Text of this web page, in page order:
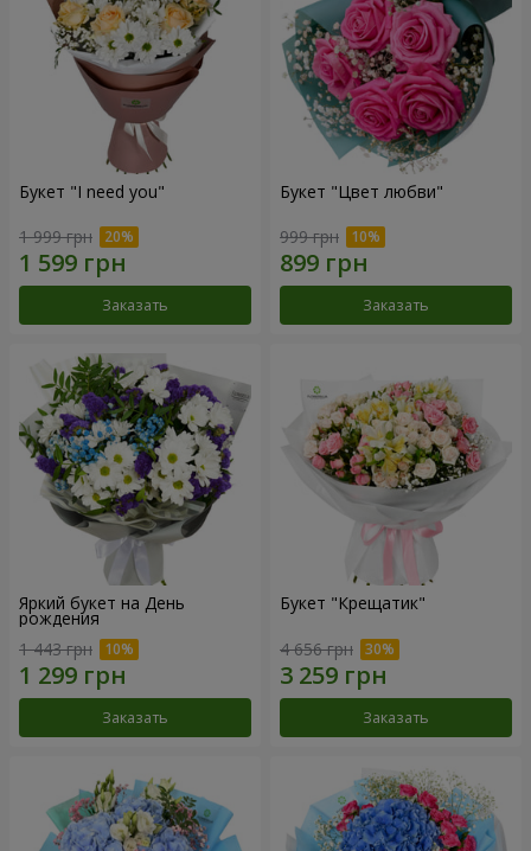
Букет "I need you"
1 999 грн
Заказать
Букет "Цвет любви"
999 грн
Заказать
Яркий букет на День
рождения
1 443 грн
Заказать
Букет "Крещатик"
4 656 грн
Заказать